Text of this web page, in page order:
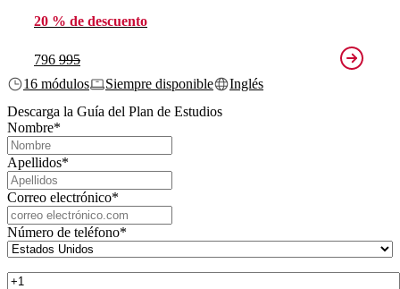
20 % de descuento
796 995
16 módulos
Siempre disponible
Inglés
Descarga la Guía del Plan de Estudios
Nombre*
Apellidos*
Correo electrónico*
Número de teléfono*